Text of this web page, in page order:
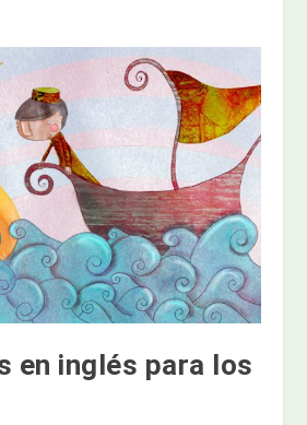
en inglés para los